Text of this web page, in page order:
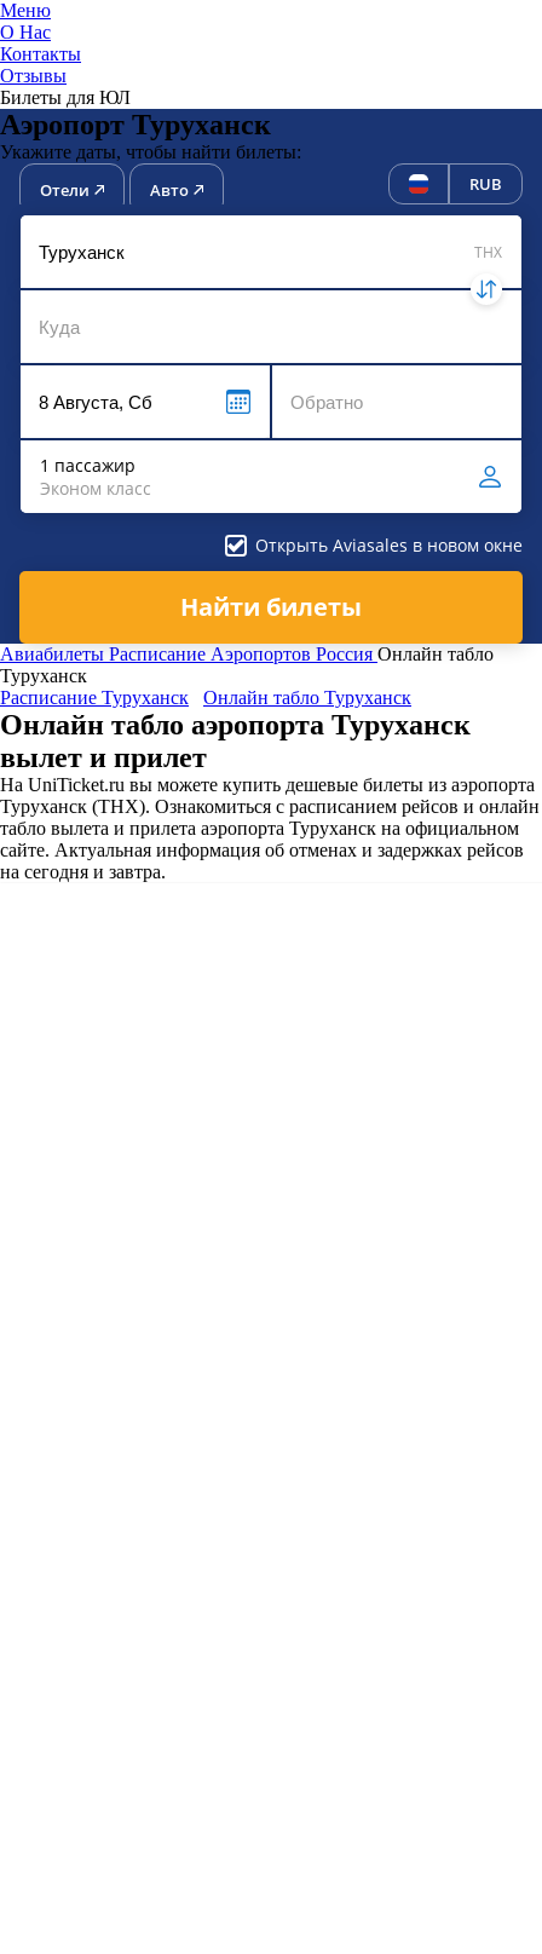
Меню
О Нас
Контакты
Отзывы
Билеты для ЮЛ
Аэропорт Туруханск
Укажите даты, чтобы найти билеты:
Отели Авто RUB
THX
1 пассажир
Эконом класс
Открыть Aviasales в новом окне
Найти билеты
Авиабилеты Расписание Аэропортов Россия Онлайн табло
Туруханск
Расписание Туруханск
Онлайн табло Туруханск
Онлайн табло аэропорта Туруханск
вылет и прилет
На UniTicket.ru вы можете купить дешевые билеты из аэропорта
Туруханск (THX). Ознакомиться с расписанием рейсов и онлайн
табло вылета и прилета аэропорта Туруханск на официальном
сайте. Актуальная информация об отменах и задержках рейсов
на сегодня и завтра.